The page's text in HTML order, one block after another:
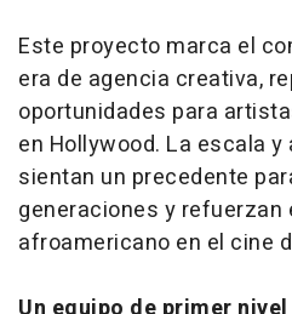
Este proyecto marca el
era de agencia creativa,
oportunidades para
en Hollywood. La escala
sientan un precedente
generaciones y refuerzan
afroamericano en el cine